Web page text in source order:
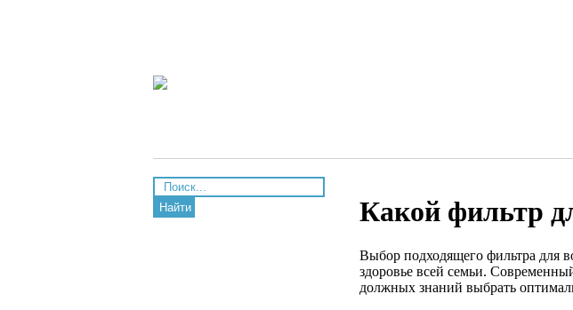
Найти Какой фильтр
Выбор подходящего фильтра для
здоровье всей семьи.
должных знаний выбрать